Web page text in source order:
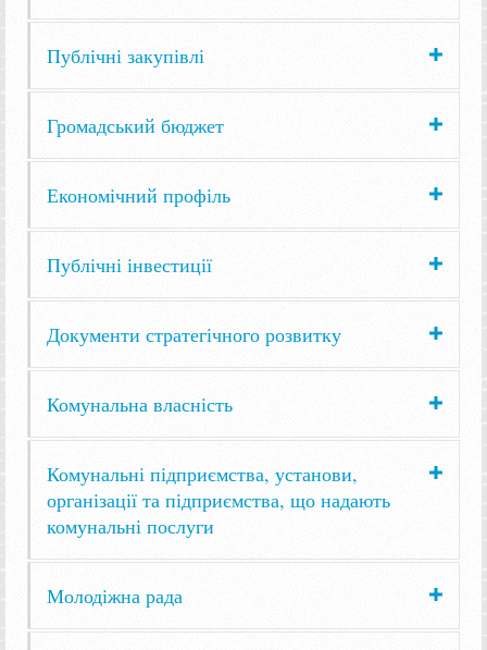
Публічні закупівлі
Громадський бюджет
Економічний профіль
Публічні інвестиції
Документи стратегічного розвитку
Комунальна власність
Комунальні підприємства, установи,
організації та підприємства, що надають
комунальні послуги
Молодіжна рада